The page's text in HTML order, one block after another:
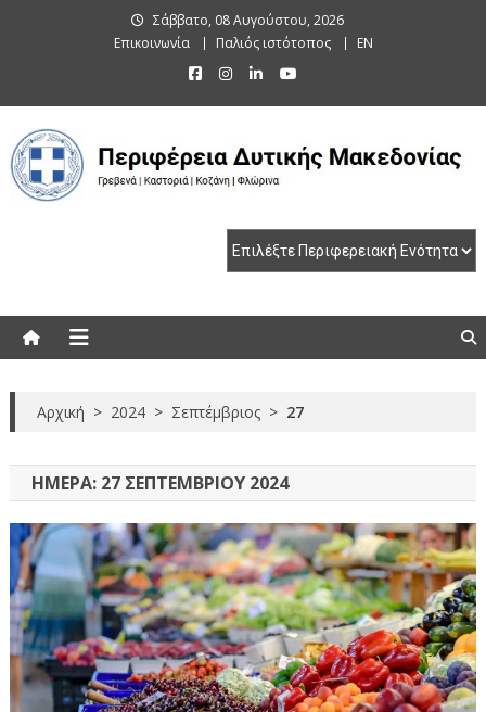
Σάββατο, 08 Αυγούστου, 2026
Επικοινωνία
Παλιός ιστότοπος EN
Αρχική > 2024 > Σεπτέμβριος > 27
ΗΜΈΡΑ: 27 ΣΕΠΤΕΜΒΡΊΟΥ 2024